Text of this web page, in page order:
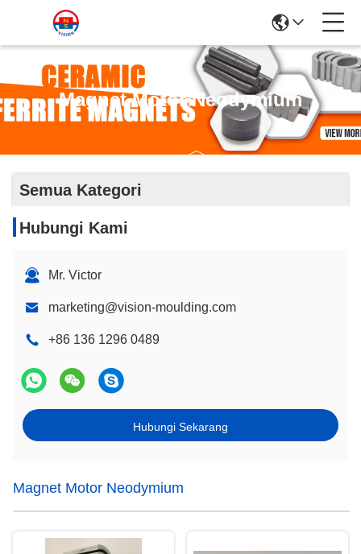
Magnet Motor Neodymium
Semua Kategori
Hubungi Kami
Mr. Victor
marketing@vision-moulding.com
+86 136 1296 0489
Hubungi Sekarang
Magnet Motor Neodymium